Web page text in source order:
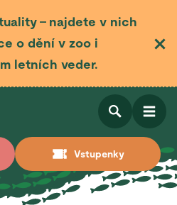
– najdete v nich
o dění v zoo i
letních veder.
Vstupenky
Otevřít
Otevřít